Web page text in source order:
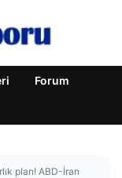
Forum
plan! ABD-İran